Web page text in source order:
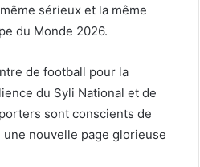
sérieux et la même
du Monde 2026.
de football pour la
du Syli National et de
sont conscients de
nouvelle page glorieuse